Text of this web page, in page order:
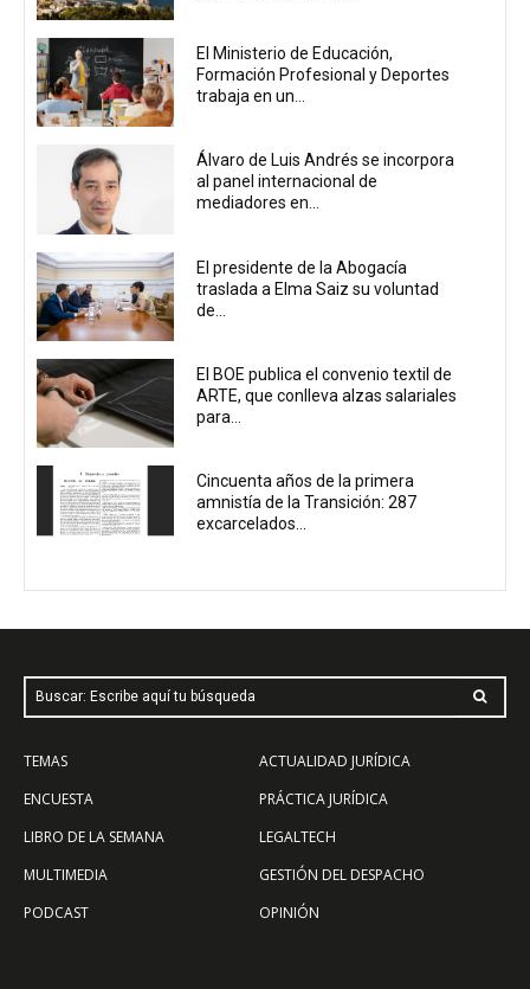
El Ministerio de Educación,
Formación Profesional y Deportes
trabaja en un...
Álvaro de Luis Andrés se incorpora
al panel internacional de
mediadores en...
El presidente de la Abogacía
traslada a Elma Saiz su voluntad
de...
El BOE publica el convenio textil de
ARTE, que conlleva alzas salariales
para...
Cincuenta años de la primera
amnistía de la Transición: 287
excarcelados...
Buscar: Escribe aquí tu búsqueda
TEMAS
ENCUESTA
LIBRO DE LA SEMANA
MULTIMEDIA
PODCAST
ACTUALIDAD JURÍDICA
PRÁCTICA JURÍDICA
LEGALTECH
GESTIÓN DEL DESPACHO
OPINIÓN